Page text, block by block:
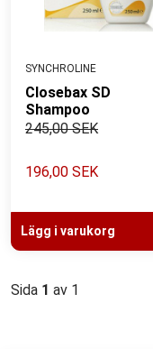
SYNCHROLINE
Closebax SD
Shampoo
245,00 SEK
196,00 SEK
Lägg i varukorg
Sida 1 av 1